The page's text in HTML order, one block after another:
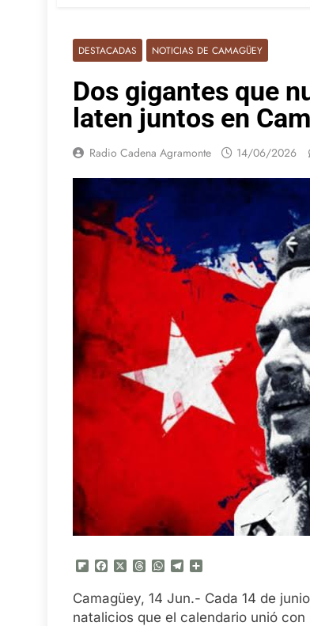
DESTACADAS NOTICIAS DE CAMAGÜEY
Dos gigantes que
laten juntos en
Radio Cadena Agramonte 14/06/2026
Flipboard
FacebookThreadsWhatsApp
Telegram
Camagüey, 14 Jun.- Cada 14 de
natalicios que el calendario unió